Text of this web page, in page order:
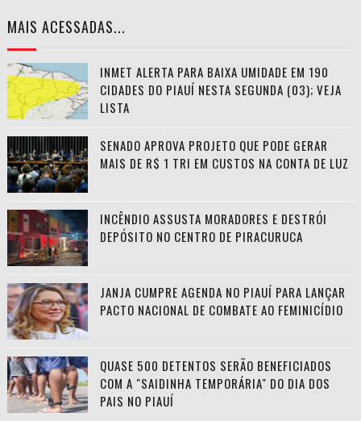
MAIS ACESSADAS...
INMET ALERTA PARA BAIXA UMIDADE EM 190
CIDADES DO PIAUÍ NESTA SEGUNDA (03); VEJA
LISTA
SENADO APROVA PROJETO QUE PODE GERAR
MAIS DE R$ 1 TRI EM CUSTOS NA CONTA DE LUZ
INCÊNDIO ASSUSTA MORADORES E DESTRÓI
DEPÓSITO NO CENTRO DE PIRACURUCA
JANJA CUMPRE AGENDA NO PIAUÍ PARA LANÇAR
PACTO NACIONAL DE COMBATE AO FEMINICÍDIO
QUASE 500 DETENTOS SERÃO BENEFICIADOS
COM A "SAIDINHA TEMPORÁRIA" DO DIA DOS
PAIS NO PIAUÍ